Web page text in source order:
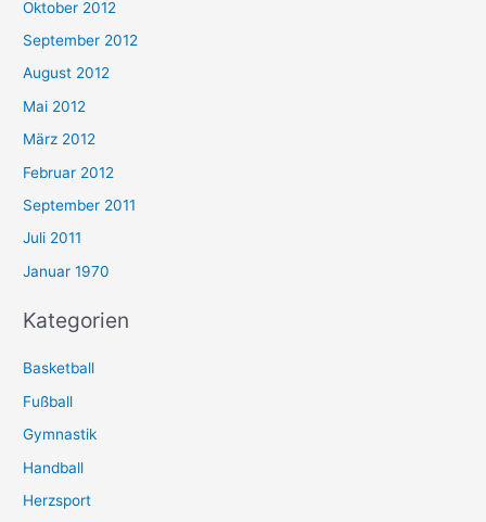
Oktober 2012
September 2012
August 2012
Mai 2012
März 2012
Februar 2012
September 2011
Juli 2011
Januar 1970
Kategorien
Basketball
Fußball
Gymnastik
Handball
Herzsport